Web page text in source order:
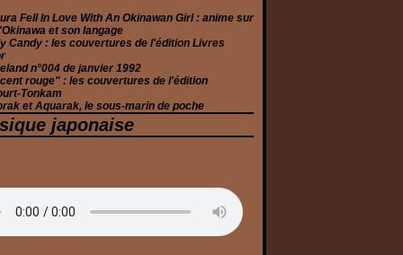
Fell In Love With An Okinawan Girl : anime sur
et son langage
Candy : les couvertures de l'édition Livres
n°004 de janvier 1992
rouge" : les couvertures de l'édition
Tonkam
et Aquarak, le sous-marin de poche
japonaise